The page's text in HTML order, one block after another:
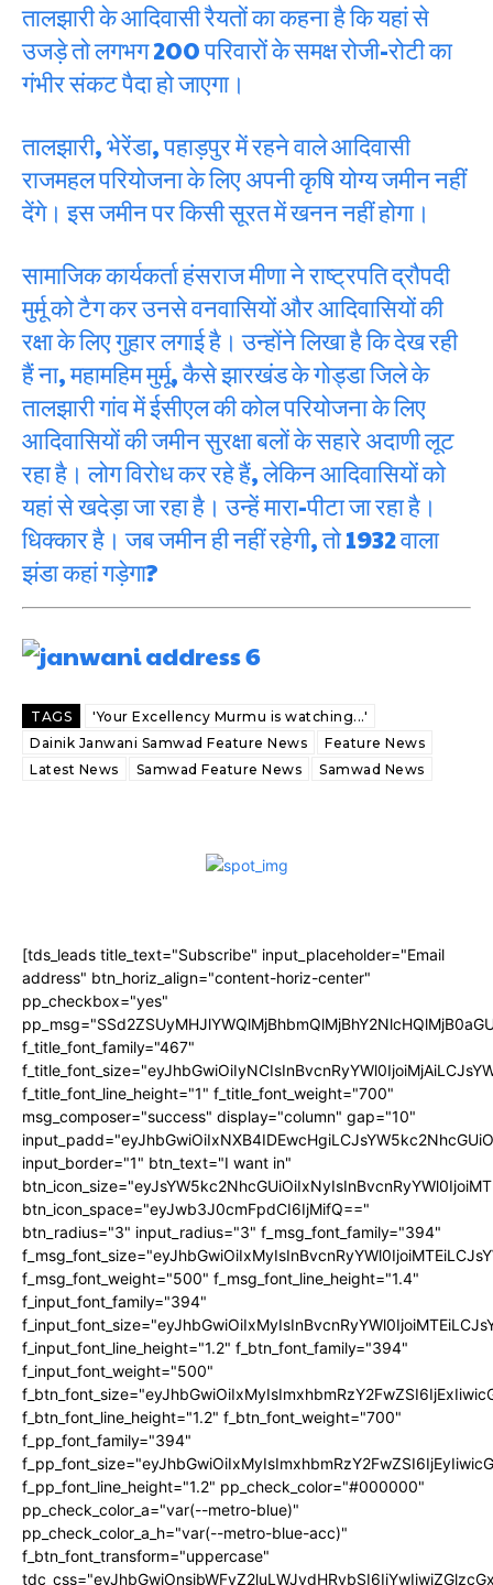
तालझारी के आदिवासी रैयतों का कहना है कि यहां से
उजड़े तो लगभग 200 परिवारों के समक्ष रोजी-रोटी का
गंभीर संकट पैदा हो जाएगा।
तालझारी, भेरेंडा, पहाड़पुर में रहने वाले आदिवासी
राजमहल परियोजना के लिए अपनी कृषि योग्य जमीन नहीं
देंगे। इस जमीन पर किसी सूरत में खनन नहीं होगा।
सामाजिक कार्यकर्ता हंसराज मीणा ने राष्ट्रपति द्रौपदी
मुर्मू को टैग कर उनसे वनवासियों और आदिवासियों की
रक्षा के लिए गुहार लगाई है। उन्होंने लिखा है कि देख रही
हैं ना, महामहिम मुर्मू, कैसे झारखंड के गोड्डा जिले के
तालझारी गांव में ईसीएल की कोल परियोजना के लिए
आदिवासियों की जमीन सुरक्षा बलों के सहारे अदाणी लूट
रहा है। लोग विरोध कर रहे हैं, लेकिन आदिवासियों को
यहां से खदेड़ा जा रहा है। उन्हें मारा-पीटा जा रहा है।
धिक्कार है। जब जमीन ही नहीं रहेगी, तो 1932 वाला
झंडा कहां गड़ेगा?
TAGS
'Your Excellency Murmu is watching...'
Dainik Janwani Samwad Feature News
Feature News
Latest News
Samwad Feature News Samwad News
[tds_leads title_text="Subscribe" input_placeholder="Email
address" btn_horiz_align="content-horiz-center"
pp_checkbox="yes"
f_title_font_family="467"
f_title_font_line_height="1" f_title_font_weight="700"
msg_composer="success" display="column" gap="10"
input_border="1" btn_text="I want in"
btn_icon_space="eyJwb3J0cmFpdCI6IjMifQ=="
btn_radius="3" input_radius="3" f_msg_font_family="394"
f_msg_font_weight="500" f_msg_font_line_height="1.4"
f_input_font_family="394"
f_input_font_line_height="1.2" f_btn_font_family="394"
f_input_font_weight="500"
f_btn_font_line_height="1.2" f_btn_font_weight="700"
f_pp_font_family="394"
f_pp_font_line_height="1.2" pp_check_color="#000000"
pp_check_color_a="var(--metro-blue)"
pp_check_color_a_h="var(--metro-blue-acc)"
f_btn_font_transform="uppercase"